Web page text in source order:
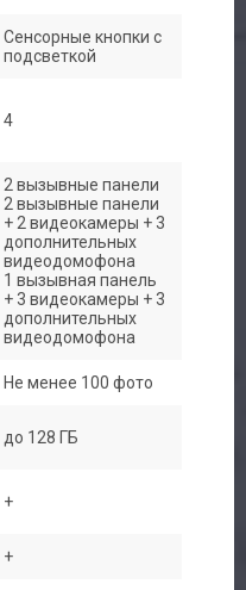
Сенсорные кнопки с
подсветкой
4
2 вызывные панели
2 вызывные панели
+ 2 видеокамеры + 3
дополнительных
видеодомофона
1 вызывная панель
+ 3 видеокамеры + 3
дополнительных
видеодомофона
Не менее 100 фото
до 128 ГБ
+
+